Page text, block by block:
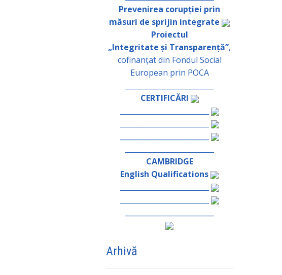
Prevenirea corupției prin
măsuri de sprijin integrate
Proiectul
„Integritate și Transparență”,
cofinanțat din Fondul Social
European prin POCA
CERTIFICĂRI
CAMBRIDGE
English Qualifications
Arhivă